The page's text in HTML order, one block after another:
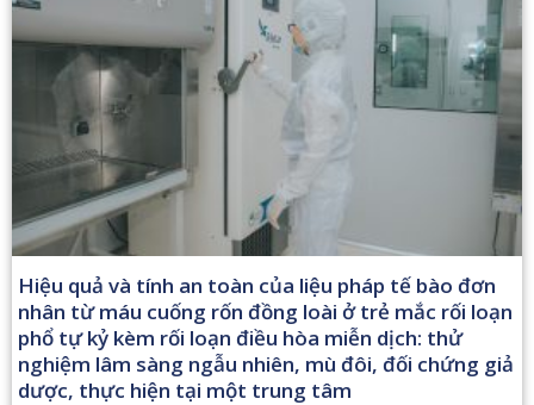
Hiệu quả và tính an toàn của liệu pháp tế bào đơn
nhân từ máu cuống rốn đồng loài ở trẻ mắc rối loạn
phổ tự kỷ kèm rối loạn điều hòa miễn dịch: thử
nghiệm lâm sàng ngẫu nhiên, mù đôi, đối chứng giả
dược, thực hiện tại một trung tâm